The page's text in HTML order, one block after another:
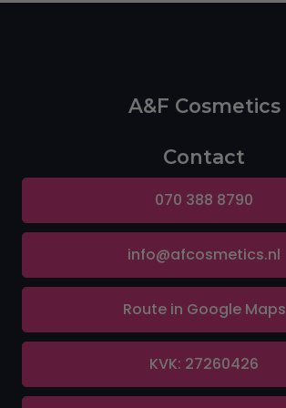
A&F Cosmetics
Contact
070 388 8790
info@afcosmetics.nl
Route in Google Maps
KVK: 27260426